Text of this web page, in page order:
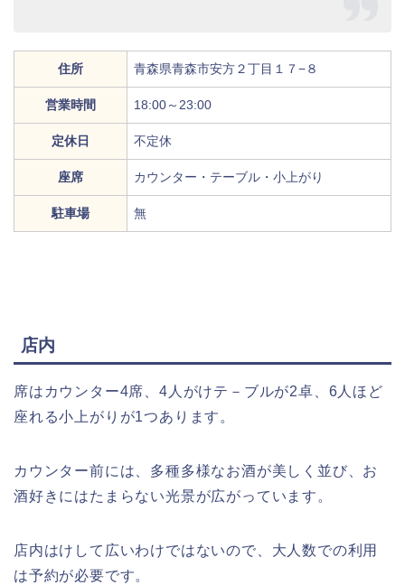
住所 青森県青森市安方２丁目１７−８
営業時間 18:00～23:00
定休日 不定休
座席 カウンター・テーブル・小上がり
駐車場 無
店内
席はカウンター4席、4人がけテ－ブルが2卓、6人ほど
座れる小上がりが1つあります。
カウンター前には、多種多様なお酒が美しく並び、お
酒好きにはたまらない光景が広がっています。
店内はけして広いわけではないので、大人数での利用
は予約が必要です。